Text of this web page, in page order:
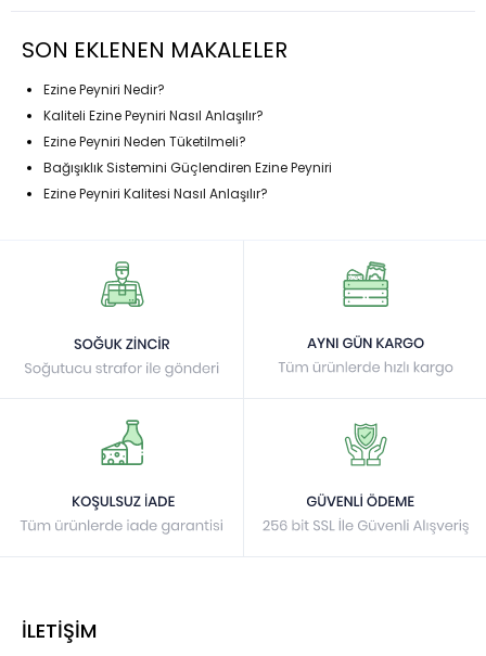
SON EKLENEN MAKALELER
Ezine Peyniri Nedir?
Kaliteli Ezine Peyniri Nasıl Anlaşılır?
Ezine Peyniri Neden Tüketilmeli?
Bağışıklık Sistemini Güçlendiren Ezine Peyniri
Ezine Peyniri Kalitesi Nasıl Anlaşılır?
İLETİŞİM